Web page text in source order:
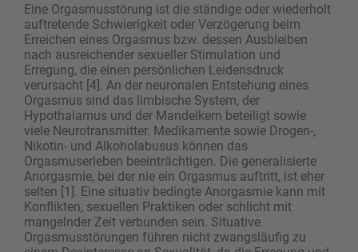
Eine Orgasmusstörung ist die ständige oder wiederholt
auftretende Schwierigkeit oder Verzögerung beim
Erreichen eines Orgasmus bzw. dessen Ausbleiben
nach ausreichender sexueller Stimulation und
Erregung, die einen persönlichen Leidensdruck
verursacht [4]. An der neuronalen Entstehung eines
Orgasmus sind das limbische System, der
Hypothalamus und der Mandelkern beteiligt sowie
viele Neurotransmitter. Medikamente sowie Drogen-,
Nikotin- und Alkoholabusus können das
Orgasmuserleben beeinträchtigen. Die generalisierte
Anorgasmie, bei der nie ein Orgasmus auftritt, ist eher
selten [1]. Eine situativ bedingte Anorgasmie kann mit
Konflikten, sexuellen Praktiken oder schlicht mit
mangelnder Zeit verbunden sein. Situative
Orgasmusstörungen ­führen nicht zwangsläufig zu